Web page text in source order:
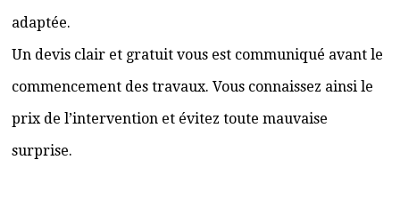
adaptée.
Un devis clair et gratuit vous est communiqué avant le
commencement des travaux. Vous connaissez ainsi le
prix de l’intervention et évitez toute mauvaise
surprise.